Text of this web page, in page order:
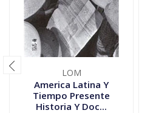
LOM
America Latina Y
Tiempo Presente
Historia Y Doc...